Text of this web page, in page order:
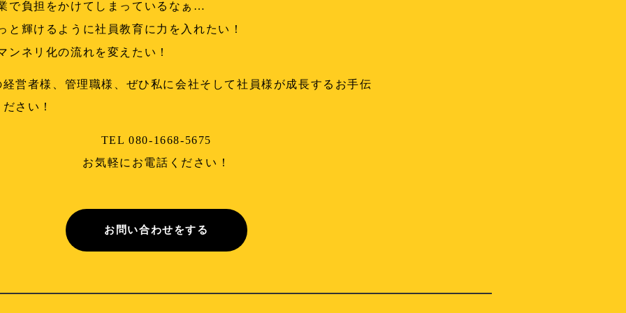
で負担をかけてしまっているなぁ…
と輝けるように社員教育に力を入れたい！
ンネリ化の流れを変えたい！
営者様、管理職様、ぜひ私に会社そして社員様が成長するお手伝
さい！
TEL 080-1668-5675
お気軽にお電話ください！
お問い合わせをする